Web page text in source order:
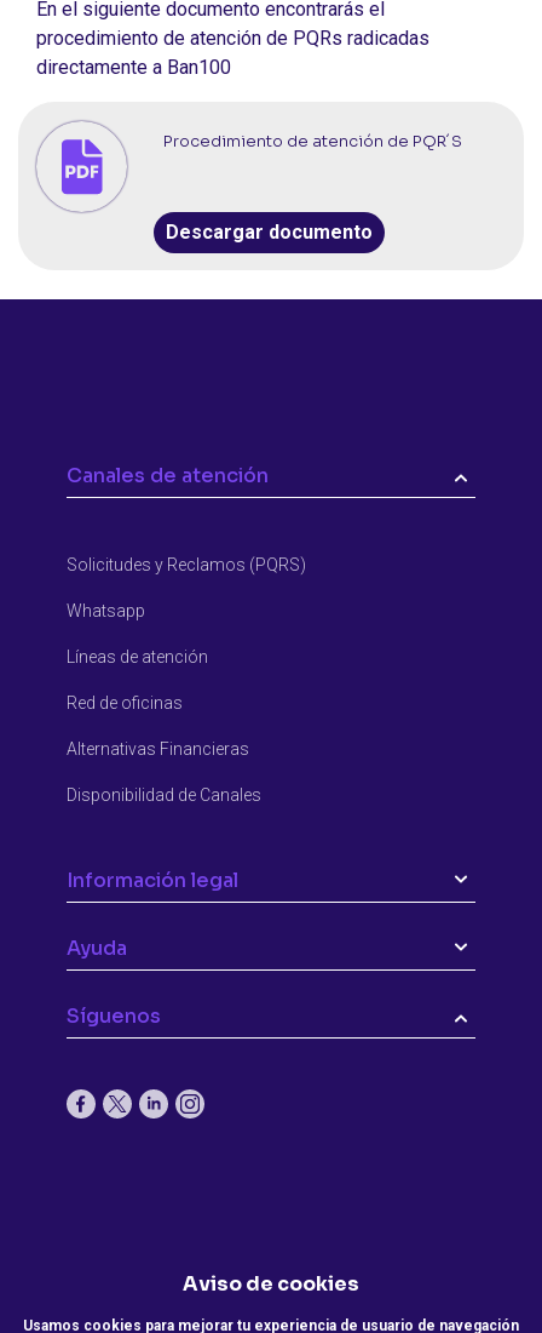
En el siguiente documento encontrarás el
procedimiento de atención de PQRs radicadas
directamente a Ban100
Procedimiento de atención de PQR´S
Descargar documento
Canales de atención
Solicitudes y Reclamos (PQRS)
Whatsapp
Líneas de atención
Red de oficinas
Alternativas Financieras
Disponibilidad de Canales
Información legal
Ayuda
Síguenos
Aviso de cookies
Usamos cookies para mejorar tu experiencia de usuario de navegación